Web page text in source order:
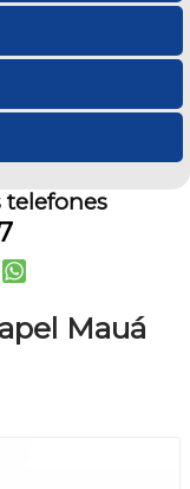
Mauá